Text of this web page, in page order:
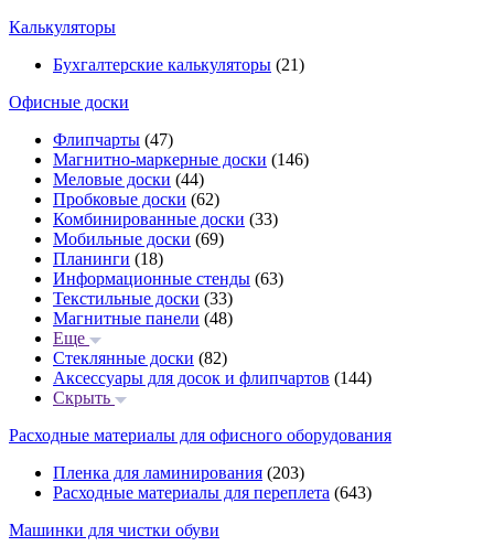
Калькуляторы
Бухгалтерские калькуляторы (21)
Офисные доски
Флипчарты (47)
Магнитно-маркерные доски (146)
Меловые доски (44)
Пробковые доски (62)
Комбинированные доски (33)
Мобильные доски (69)
Планинги (18)
Информационные стенды (63)
Текстильные доски (33)
Магнитные панели (48)
Еще
Стеклянные доски (82)
Аксессуары для досок и флипчартов (144)
Скрыть
Расходные материалы для офисного оборудования
Пленка для ламинирования (203)
Расходные материалы для переплета (643)
Машинки для чистки обуви